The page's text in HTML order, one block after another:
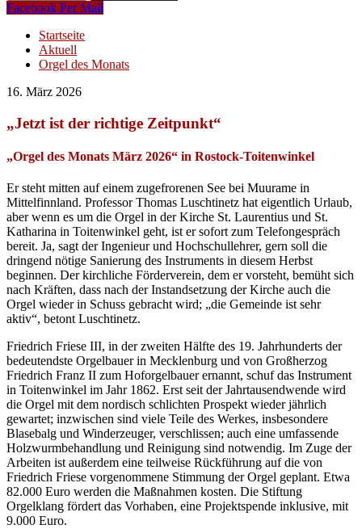
Facebook Per Mail
Startseite
Aktuell
Orgel des Monats
16. März 2026
„Jetzt ist der richtige Zeitpunkt“
„Orgel des Monats März 2026“ in Rostock-Toitenwinkel
Er steht mitten auf einem zugefrorenen See bei Muurame in
Mittelfinnland. Professor Thomas Luschtinetz hat eigentlich Urlaub,
aber wenn es um die Orgel in der Kirche St. Laurentius und St.
Katharina in Toitenwinkel geht, ist er sofort zum Telefongespräch
bereit. Ja, sagt der Ingenieur und Hochschullehrer, gern soll die
dringend nötige Sanierung des Instruments in diesem Herbst
beginnen. Der kirchliche Förderverein, dem er vorsteht, bemüht sich
nach Kräften, dass nach der Instandsetzung der Kirche auch die
Orgel wieder in Schuss gebracht wird; „die Gemeinde ist sehr
aktiv“, betont Luschtinetz.
Friedrich Friese III, in der zweiten Hälfte des 19. Jahrhunderts der
bedeutendste Orgelbauer in Mecklenburg und von Großherzog
Friedrich Franz II zum Hoforgelbauer ernannt, schuf das Instrument
in Toitenwinkel im Jahr 1862. Erst seit der Jahrtausendwende wird
die Orgel mit dem nordisch schlichten Prospekt wieder jährlich
gewartet; inzwischen sind viele Teile des Werkes, insbesondere
Blasebalg und Winderzeuger, verschlissen; auch eine umfassende
Holzwurmbehandlung und Reinigung sind notwendig. Im Zuge der
Arbeiten ist außerdem eine teilweise Rückführung auf die von
Friedrich Friese vorgenommene Stimmung der Orgel geplant. Etwa
82.000 Euro werden die Maßnahmen kosten. Die Stiftung
Orgelklang fördert das Vorhaben, eine Projektspende inklusive, mit
9.000 Euro.